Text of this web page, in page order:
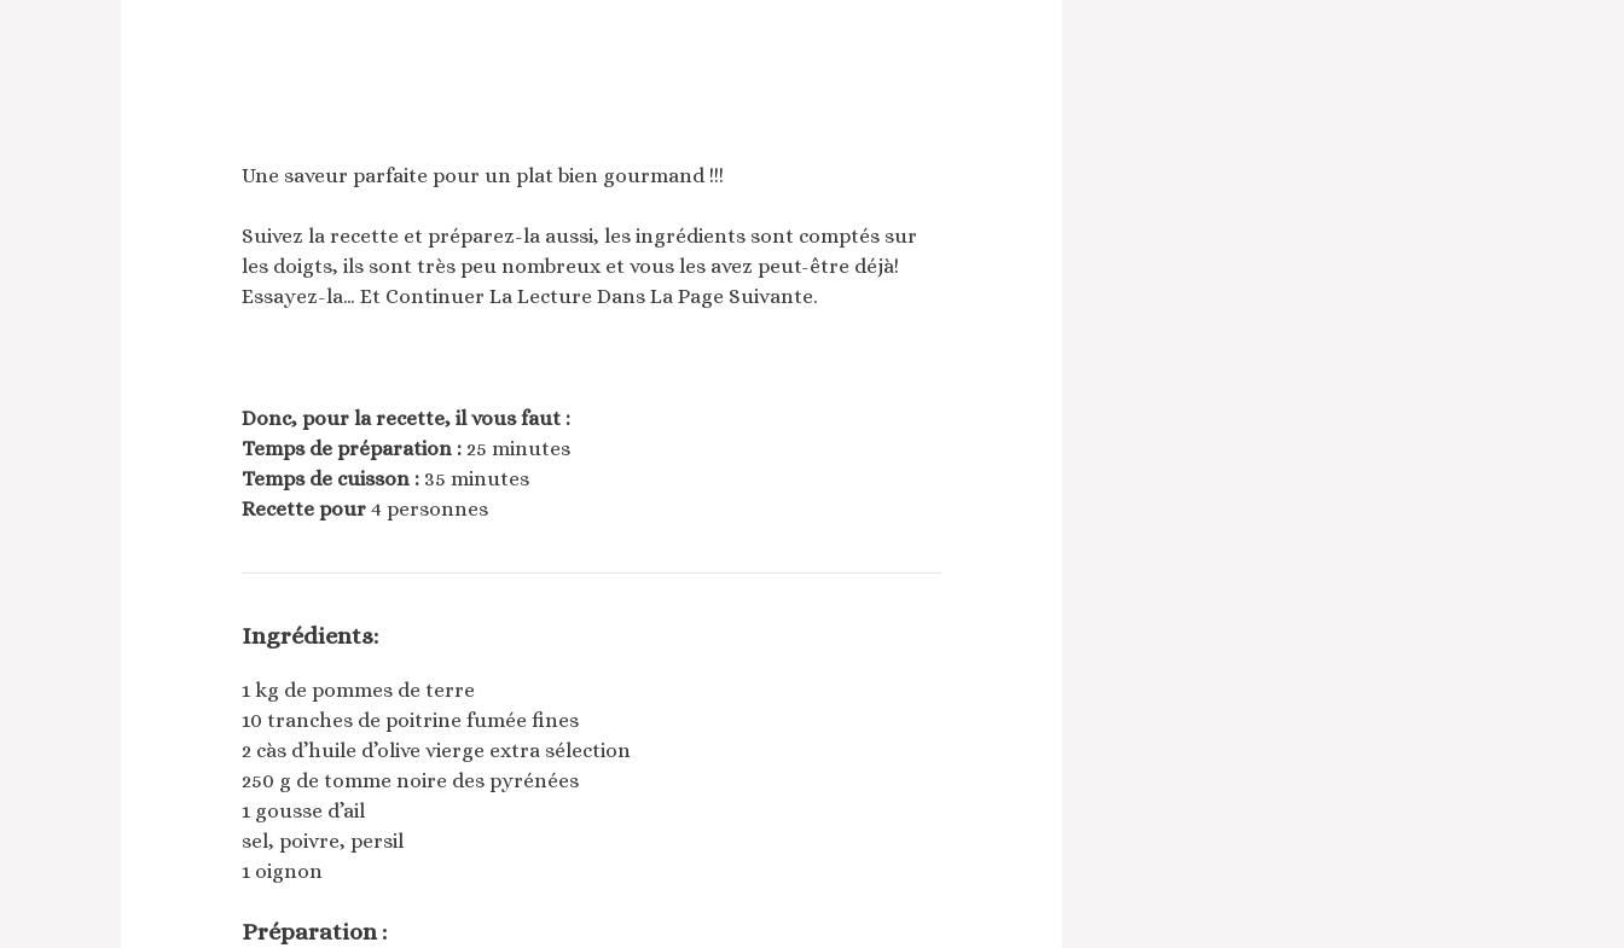
Une saveur parfaite pour un plat bien gourmand !!!
Suivez la recette et préparez-la aussi, les ingrédients sont comptés sur
les doigts, ils sont très peu nombreux et vous les avez peut-être déjà!
Essayez-la… Et Continuer La Lecture Dans La Page Suivante.
Donc, pour la recette, il vous faut :
Temps de préparation :25 minutes
Temps de cuisson :35 minutes
Recette pour4 personnes
Ingrédients:
1 kg de pommes de terre
10 tranches de poitrine fumée fines
2 càs d’huile d’olive vierge extra sélection
250 g de tomme noire des pyrénées
1 gousse d’ail
sel, poivre, persil
1 oignon
Préparation :